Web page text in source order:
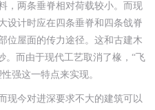
，两条垂脊相对荷载较小。而现
设计时应在四条垂脊和四条戗脊
位屋面的传力途径。这和古建木
。而由于现代工艺取消了椽，“飞
强这一特点来实现。
现今对进深要求不大的建筑可以